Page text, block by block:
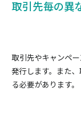
取引先毎の異
取引先やキャンペ
発行します。また
る必要があります。